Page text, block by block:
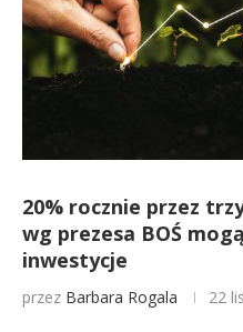
20% rocznie przez
wg prezesa BOŚ
inwestycje
przez Barbara Rogala 22